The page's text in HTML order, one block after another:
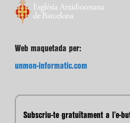
Web maquetada per:
unmon-informatic.com
Subscriu-te gratuïtament a l’e-